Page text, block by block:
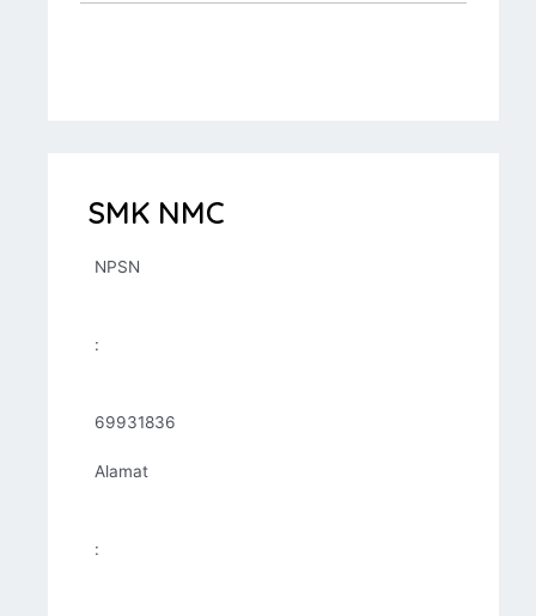
SMK NMC
NPSN
:
69931836
Alamat
: